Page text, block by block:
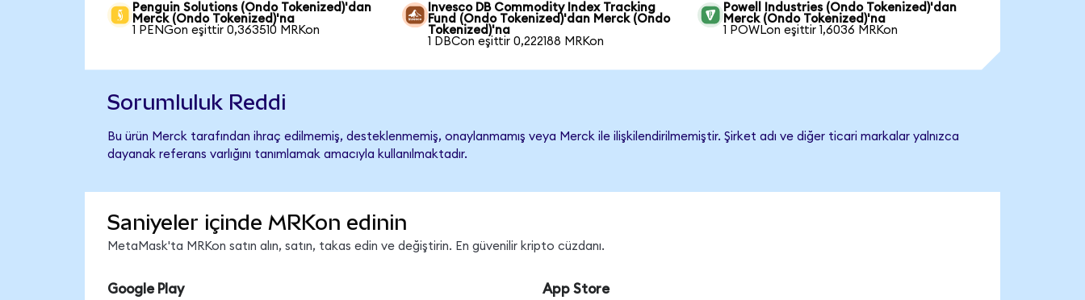
Penguin Solutions (Ondo Tokenized)'dan
Merck (Ondo Tokenized)'na
1 PENGon eşittir 0,363510 MRKon
Invesco DB Commodity Index Tracking
Fund (Ondo Tokenized)'dan Merck (Ondo
Tokenized)'na
1 DBCon eşittir 0,222188 MRKon
Powell Industries (Ondo Tokenized)'dan
Merck (Ondo Tokenized)'na
1 POWLon eşittir 1,6036 MRKon
Sorumluluk Reddi
Bu ürün Merck tarafından ihraç edilmemiş, desteklenmemiş, onaylanmamış veya Merck ile ilişkilendirilmemiştir. Şirket adı ve diğer ticari markalar yalnızca
dayanak referans varlığını tanımlamak amacıyla kullanılmaktadır.
Saniyeler içinde MRKon edinin
MetaMask'ta MRKon satın alın, satın, takas edin ve değiştirin. En güvenilir kripto cüzdanı.
Google Play App Store